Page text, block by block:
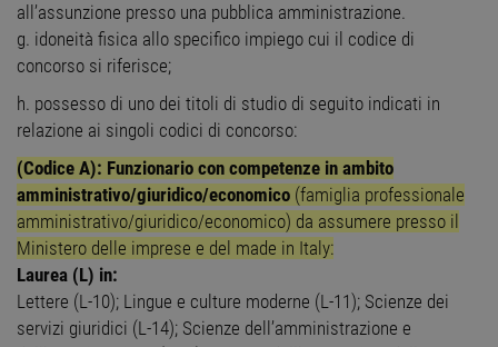
all’assunzione presso una pubblica amministrazione.
g. idoneità fisica allo specifico impiego cui il codice di
concorso si riferisce;
h. possesso di uno dei titoli di studio di seguito indicati in
relazione ai singoli codici di concorso:
(Codice A): Funzionario con competenze in ambito
amministrativo/giuridico/economico (famiglia professionale
amministrativo/giuridico/economico) da assumere presso il
Ministero delle imprese e del made in Italy:
Laurea (L) in:
Lettere (L-10); Lingue e culture moderne (L-11); Scienze dei
servizi giuridici (L-14); Scienze dell’amministrazione e